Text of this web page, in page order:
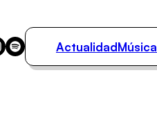
ActualidadMúsica